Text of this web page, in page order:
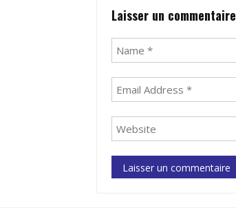
Laisser un commentaire